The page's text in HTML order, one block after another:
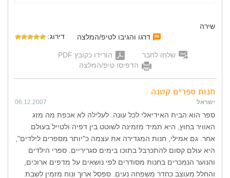
שירה
דרגו והגיבו לטיפ/המלצה
דירוג:
שלחו לחבר
הורידו כקובץ PDF
הדפיסו טיפ/המלצה
חנות ספרים קטנה
ישראל 06.12.2007
ספר הוא הבית האידיאלי לכל עונה. לעלילה לא אכפת מה מזג
האוויר בחוץ, היא תמיד מזמינה לשוטט בין דפיה ולטייל בעולם
אחר. גם אמילי, חנות המגדירה את עצמה כ"יותר מספרים לילדים",
היא עולם קסום להתכרבל בתוכו בימים סגריריים. ספרי הילדים
והנוער הנמכרים בחנות מסודרים לפי נושאים על מדפים ארוכים,
והחלל מעוצב כחדר משפחה נעים. ספסל ארוך ונוח מזמין לשבת